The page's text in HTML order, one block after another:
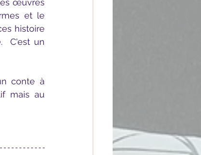
et le
histoire
C'est un
mais au